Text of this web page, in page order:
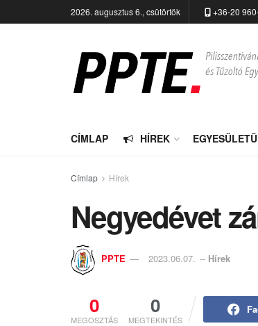
2026. augusztus 6., csütörtök +36-20
CÍMLAP HÍREK
Címlap Hírek
Negyedévet
PPTE 2023.06.07. -- Hírek
0
MEGOSZTÁS
0
MEGTEKINTÉS